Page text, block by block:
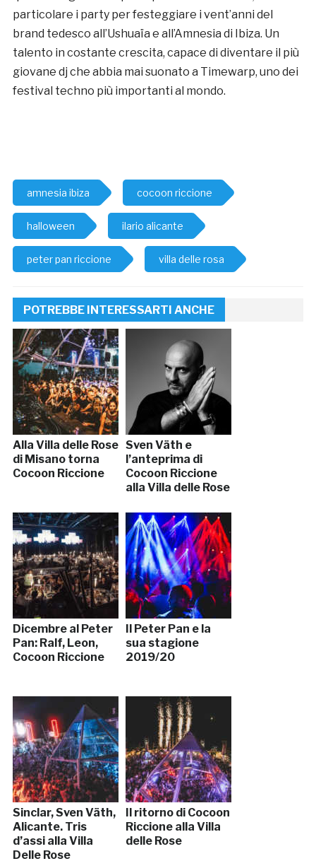
particolare i party per festeggiare i vent’anni del
brand tedesco all’Ushuaïa e all’Amnesia di Ibiza. Un
talento in costante crescita, capace di diventare il più
giovane dj che abbia mai suonato a Timewarp, uno dei
festival techno più importanti al mondo.
amnesia ibiza cocoon riccione
halloween ilario alicante
peter pan riccione villa delle rosa
POTREBBE INTERESSARTI ANCHE
Alla Villa delle Rose
di Misano torna
Cocoon Riccione
Sven Väth e
l’anteprima di
Cocoon Riccione
alla Villa delle Rose
Dicembre al Peter
Pan: Ralf, Leon,
Cocoon Riccione
Il Peter Pan e la
sua stagione
2019/20
Sinclar, Sven Väth,
Alicante. Tris
d’assi alla Villa
Delle Rose
Il ritorno di Cocoon
Riccione alla Villa
delle Rose